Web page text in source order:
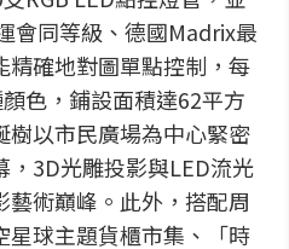
會同等級、德國Madrix最
確地對圖單點控制，每
色，鋪設面積達62平方
以市民廣場為中心緊密
，3D光雕投影與LED流光
術巔峰。此外，搭配周
星球主題貨櫃市集、「時